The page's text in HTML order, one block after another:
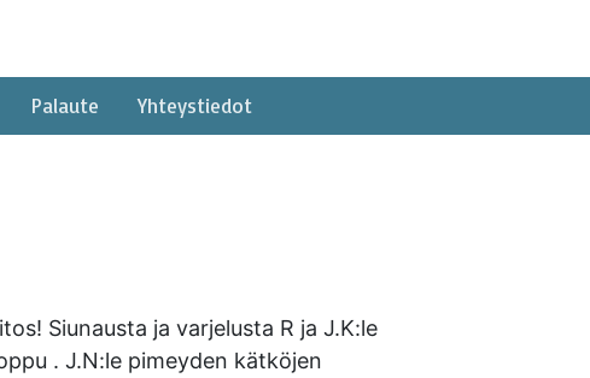
Palaute Yhteystiedot
Siunausta ja varjelusta R ja J.K:le
. J.N:le pimeyden kätköjen